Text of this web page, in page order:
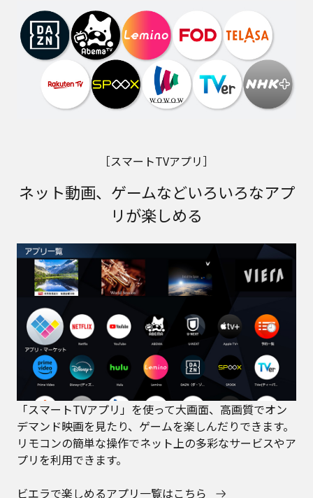
［スマートTVアプリ］
ネット動画、ゲームなどいろいろなアプ
リが楽しめる
「スマートTVアプリ」を使って大画面、高画質でオン
デマンド映画を見たり、ゲームを楽しんだりできます。
リモコンの簡単な操作でネット上の多彩なサービスやア
プリを利用できます。
ビエラで楽しめるアプリ一覧はこちら